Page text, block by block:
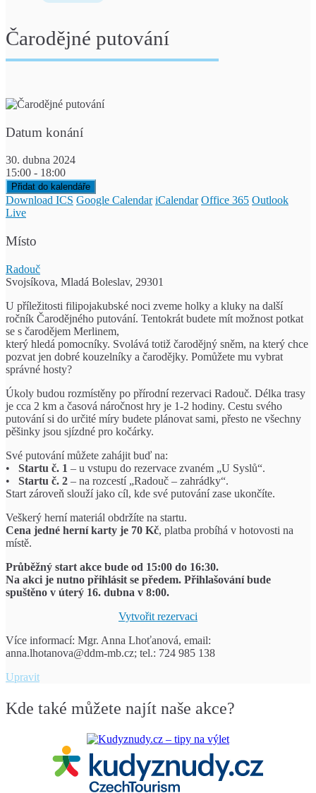
Čarodějné putování
Datum konání
30. dubna 2024
15:00 - 18:00
Přidat do kalendáře
Download ICS Google Calendar iCalendar Office 365 Outlook
Live
Místo
Radouč
Svojsíkova, Mladá Boleslav, 29301
U příležitosti filipojakubské noci zveme holky a kluky na další
ročník Čarodějného putování. Tentokrát budete mít možnost potkat
se s čarodějem Merlinem,
který hledá pomocníky. Svolává totiž čarodějný sněm, na který chce
pozvat jen dobré kouzelníky a čarodějky. Pomůžete mu vybrat
správné hosty?
Úkoly budou rozmístěny po přírodní rezervaci Radouč. Délka trasy
je cca 2 km a časová náročnost hry je 1-2 hodiny. Cestu svého
putování si do určité míry budete plánovat sami, přesto ne všechny
pěšinky jsou sjízdné pro kočárky.
Své putování můžete zahájit buď na:
• Startu č. 1 – u vstupu do rezervace zvaném „U Syslů“.
• Startu č. 2 – na rozcestí „Radouč – zahrádky“.
Start zároveň slouží jako cíl, kde své putování zase ukončíte.
Veškerý herní materiál obdržíte na startu.
Cena jedné herní karty je 70 Kč, platba probíhá v hotovosti na
místě.
Průběžný start akce bude od 15:00 do 16:30.
Na akci je nutno přihlásit se předem. Přihlašování bude
spuštěno v úterý 16. dubna v 8:00.
Vytvořit rezervaci
Více informací: Mgr. Anna Lhoťanová, email:
anna.lhotanova@ddm-mb.cz; tel.: 724 985 138
UpravitČarodějné
Kde také můžete najít naše akce?